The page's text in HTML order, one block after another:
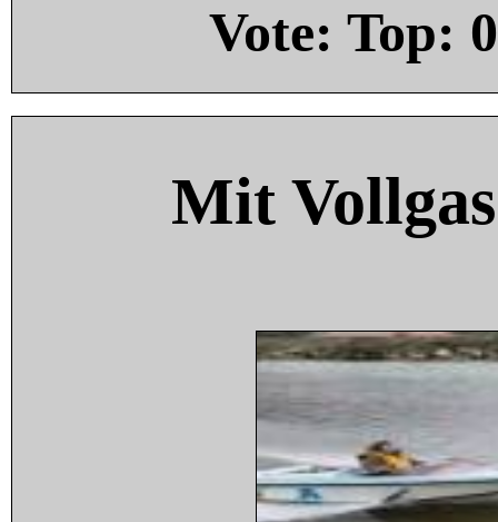
Vote: Top: 0
Mit